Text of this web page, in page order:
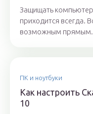
Защищать
приходится всегда.
возможным
ПК и ноутбуки
Как настроить
10